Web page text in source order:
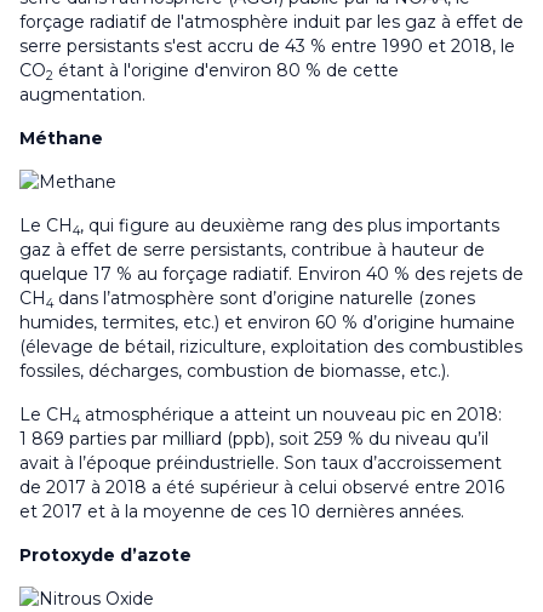
forçage radiatif de l'atmosphère induit par les gaz à effet de
serre persistants s'est accru de 43 % entre 1990 et 2018, le
CO2 étant à l'origine d'environ 80 % de cette
augmentation.
Méthane
Le CH 4, qui figure au deuxième rang des plus importants
gaz à effet de serre persistants, contribue à hauteur de
quelque 17 % au forçage radiatif. Environ 40 % des rejets de
CH 4 dans l’atmosphère sont d’origine naturelle (zones
humides, termites, etc.) et environ 60 % d’origine humaine
(élevage de bétail, riziculture, exploitation des combustibles
fossiles, décharges, combustion de biomasse, etc.).
Le CH 4 atmosphérique a atteint un nouveau pic en 2018:
1 869 parties par milliard (ppb), soit 259 % du niveau qu’il
avait à l’époque préindustrielle. Son taux d’accroissement
de 2017 à 2018 a été supérieur à celui observé entre 2016
et 2017 et à la moyenne de ces 10 dernières années.
Protoxyde d’azote